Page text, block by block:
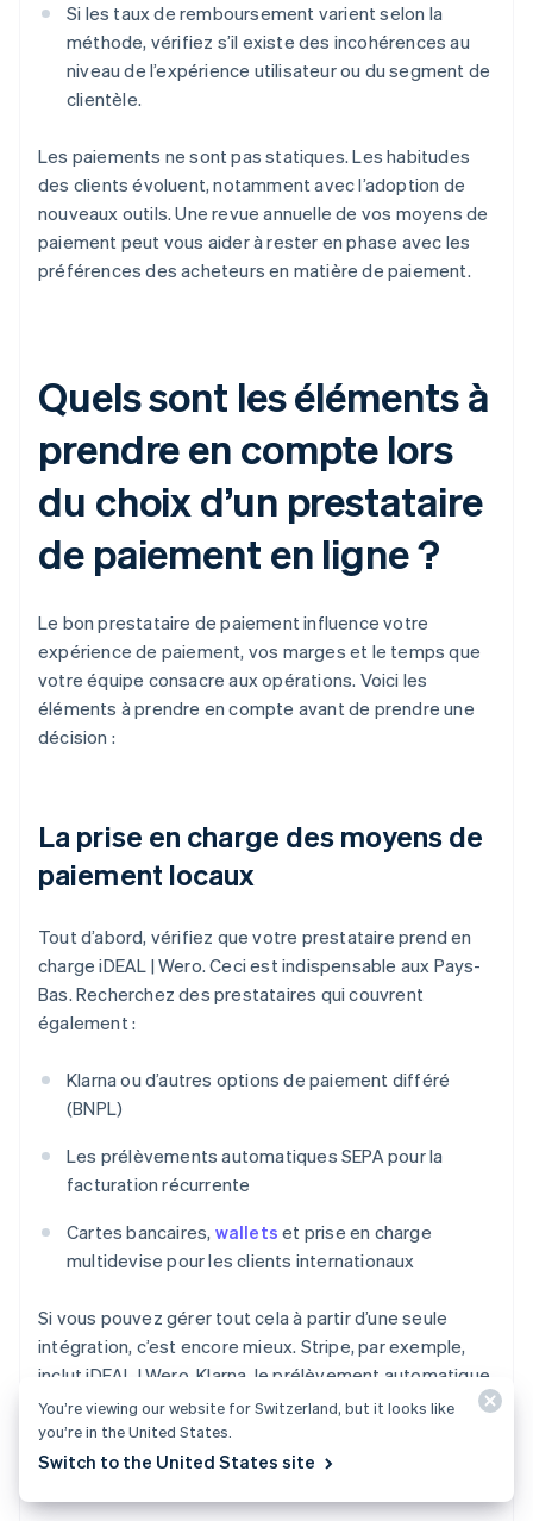
Si les taux de remboursement varient selon la
méthode, vérifiez s’il existe des incohérences au
niveau de l’expérience utilisateur ou du segment de
clientèle.
Les paiements ne sont pas statiques. Les habitudes
des clients évoluent, notamment avec l’adoption de
nouveaux outils. Une revue annuelle de vos moyens de
paiement peut vous aider à rester en phase avec les
préférences des acheteurs en matière de paiement.
Quels sont les éléments à
prendre en compte lors
du choix d’un prestataire
de paiement en ligne ?
Le bon prestataire de paiement influence votre
expérience de paiement, vos marges et le temps que
votre équipe consacre aux opérations. Voici les
éléments à prendre en compte avant de prendre une
décision :
La prise en charge des moyens de
paiement locaux
Tout d’abord, vérifiez que votre prestataire prend en
charge iDEAL | Wero. Ceci est indispensable aux Pays-
Bas. Recherchez des prestataires qui couvrent
également :
Klarna ou d’autres options de paiement différé
(BNPL)
Les prélèvements automatiques SEPA pour la
facturation récurrente
Cartes bancaires, wallets et prise en charge
multidevise pour les clients internationaux
Si vous pouvez gérer tout cela à partir d’une seule
intégration, c’est encore mieux. Stripe, par exemple,
inclut iDEAL | Wero, Klarna, le prélèvement automatique
SEPA, les paiements par carte bancaire et par wallets
dans une seule plateforme.
You’re viewing our website for Switzerland, but it looks like
you’re in the United States.
Switch to the United States site